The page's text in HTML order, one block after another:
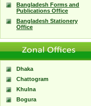
Bangladesh Forms and
Publications Office
Bangladesh Stationery
Office
Dhaka
Chattogram
Khulna
Bogura